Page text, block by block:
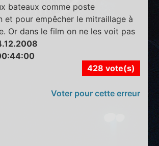
bateaux comme poste
et pour empêcher le mitraillage à
Or dans le film on ne les voit pas
428 vote(s)
Voter pour cette erreur